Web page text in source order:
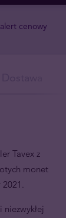
cenowy
Tavex z
monet
niezwykłej